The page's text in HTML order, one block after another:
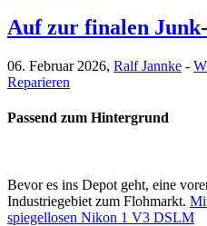
Auf zur finalen
06. Februar 2026, Ralf Jannke -
Reparieren
Passend zum Hintergrund
Bevor es ins Depot geht, eine
Industriegebiet zum Flohmarkt.
spiegellosen Nikon 1 V3 DSLM